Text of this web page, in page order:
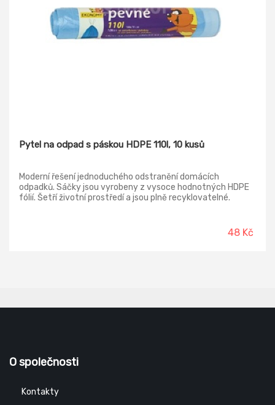
Pytel na odpad s páskou HDPE 110l, 10 kusů
Moderní řešení jednoduchého odstranění domácích
odpadků. Sáčky jsou vyrobeny z vysoce hodnotných HDPE
fólií. Šetří životní prostředí a jsou plně recyklovatelné.
48 Kč
O společnosti
Kontakty